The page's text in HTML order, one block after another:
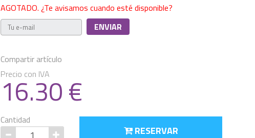
AGOTADO. ¿Te avisamos cuando esté disponible?
Compartir artículo
Precio con IVA
16.30€
Cantidad
RESERVAR